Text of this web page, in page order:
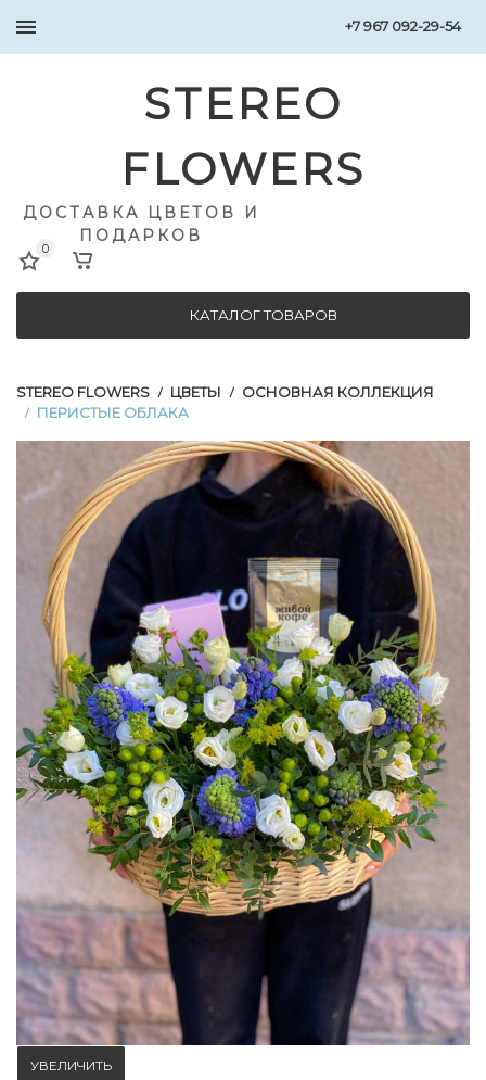
+7 967 092-29-54
STEREO
FLOWERS
ДОСТАВКА ЦВЕТОВ И
ПОДАРКОВ
0
КАТАЛОГ ТОВАРОВ
STEREO FLOWERS / ЦВЕТЫ / ОСНОВНАЯ КОЛЛЕКЦИЯ
/ ПЕРИСТЫЕ ОБЛАКА
УВЕЛИЧИТЬ